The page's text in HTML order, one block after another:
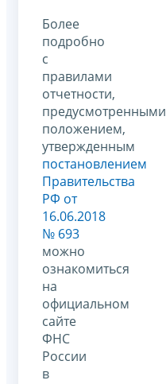
Более
подробно
с
правилами
отчетности,
предусмотренными
положением,
утвержденным
постановлением
Правительства
РФ от
16.06.2018
№ 693
можно
ознакомиться
на
официальном
сайте
ФНС
России
в